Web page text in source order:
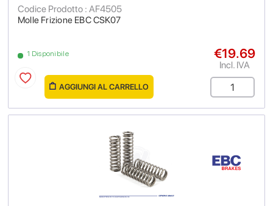
Molle Frizione EBC CSK07
Codice Prodotto : AF4505
1 Disponibile €19.69
Incl. IVA
AGGIUNGI AL CARRELLO